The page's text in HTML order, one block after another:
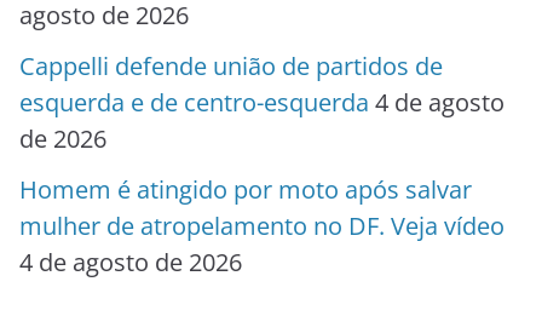
agosto de 2026
Cappelli defende união de partidos de
esquerda e de centro-esquerda 4 de agosto
de 2026
Homem é atingido por moto após salvar
mulher de atropelamento no DF. Veja vídeo
4 de agosto de 2026